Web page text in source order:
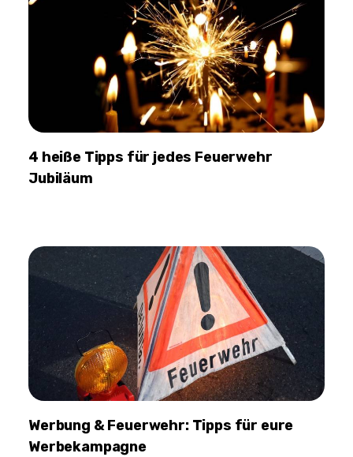
4 heiße Tipps für jedes Feuerwehr
Jubiläum
Werbung & Feuerwehr: Tipps für eure
Werbekampagne